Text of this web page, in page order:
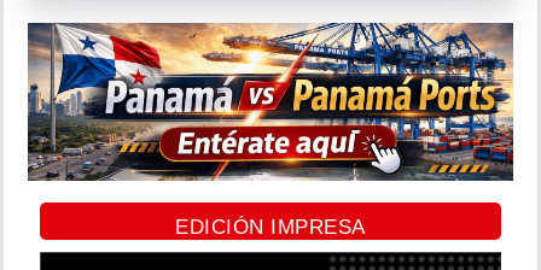
EDICIÓN IMPRESA